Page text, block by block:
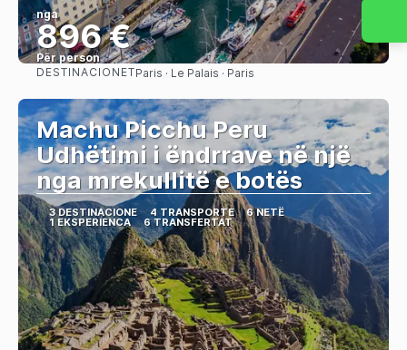
nga
896 €
Për person
Shihni
DESTINACIONETParis · Le Palais · Paris
Machu Picchu Peru
Udhëtimi i ëndrrave në një
nga mrekullitë e botës
3 DESTINACIONE 4 TRANSPORTE 6 NETË
1 EKSPERIENCA 6 TRANSFERTAT